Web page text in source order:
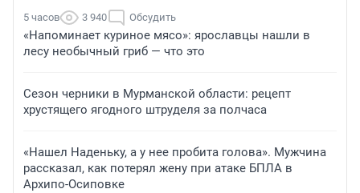
5 часов 3 940 Обсудить
«Напоминает куриное мясо»: ярославцы нашли в
лесу необычный гриб — что это
Сезон черники в Мурманской области: рецепт
хрустящего ягодного штруделя за полчаса
«Нашел Наденьку, а у нее пробита голова». Мужчина
рассказал, как потерял жену при атаке БПЛА в
Архипо-Осиповке